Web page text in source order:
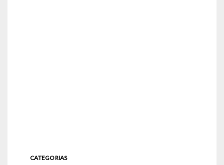
CATEGORIAS